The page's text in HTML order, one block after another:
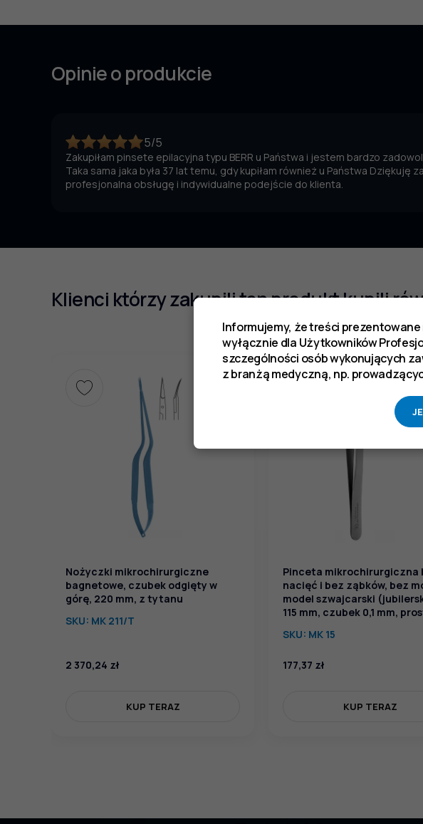
Opinie o produkcie
5/5
Zakupiłam pinsete epilacyjna typu BERR u Państwa i jestem bardzo
Taka sama jaka była 37 lat temu, gdy kupiłam również u Państwa Dziękuję za
profesjonalna obsługę i indywidualne podejście do klienta.
Klienci którzy zakupili ten produkt kupili
Nożyczki mikrochirurgiczne
bagnetowe, czubek odgięty w
górę, 220 mm, z tytanu
SKU: MK 211/T
2 370,24 zł
KUP TERAZ
Pinceta mikrochirurgiczna
nacięć i bez ząbków, bez
model szwajcarski
115 mm, czubek 0,1 mm,
SKU: MK 15
177,37 zł
KUP TERAZ
Informujemy, że treści
wyłącznie dla Użytkowników
szczególności osób wykonujących
z branżą medyczną, np.